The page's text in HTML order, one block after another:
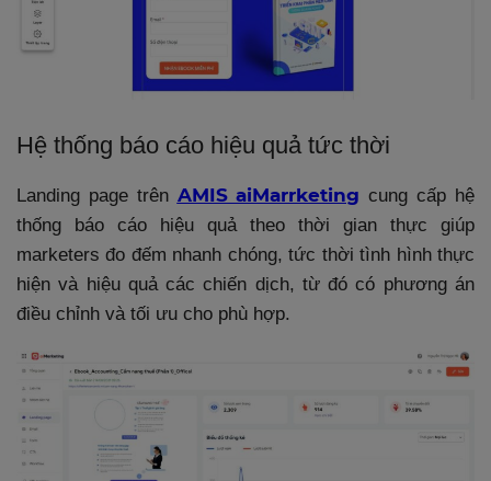
Hệ thống báo cáo hiệu quả tức thời
Landing page trên AMIS aiMarrketing cung cấp hệ
thống báo cáo hiệu quả theo thời gian thực giúp
marketers đo đếm nhanh chóng, tức thời tình hình thực
hiện và hiệu quả các chiến dịch, từ đó có phương án
điều chỉnh và tối ưu cho phù hợp.